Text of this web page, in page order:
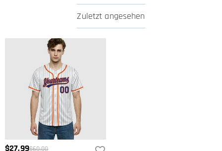
Zuletzt angesehen
$27.99$60.00